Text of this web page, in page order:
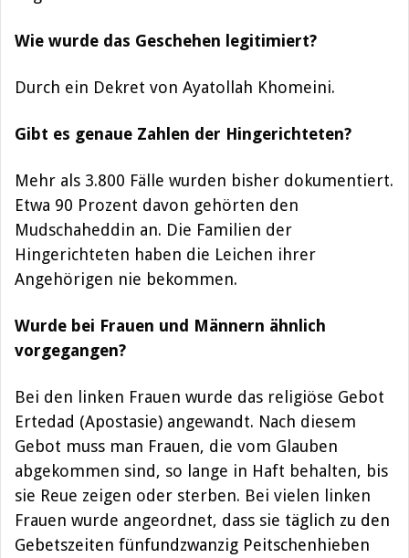
Wie wurde das Geschehen legitimiert?
Durch ein Dekret von Ayatollah Khomeini.
Gibt es genaue Zahlen der Hingerichteten?
Mehr als 3.800 Fälle wurden bisher dokumentiert.
Etwa 90 Prozent davon gehörten den
Mudschaheddin an. Die Familien der
Hingerichteten haben die Leichen ihrer
Angehörigen nie bekommen.
Wurde bei Frauen und Männern ähnlich
vorgegangen?
Bei den linken Frauen wurde das religiöse Gebot
Ertedad (Apostasie) angewandt. Nach diesem
Gebot muss man Frauen, die vom Glauben
abgekommen sind, so lange in Haft behalten, bis
sie Reue zeigen oder sterben. Bei vielen linken
Frauen wurde angeordnet, dass sie täglich zu den
Gebetszeiten fünfundzwanzig Peitschenhieben